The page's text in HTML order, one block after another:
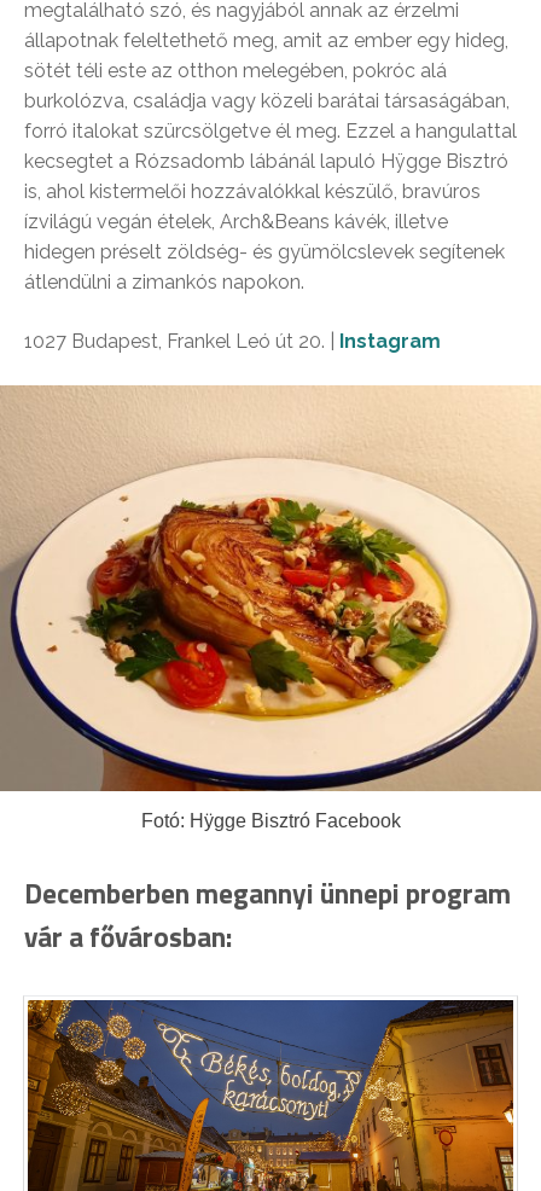
megtalálható szó, és nagyjából annak az érzelmi
állapotnak feleltethető meg, amit az ember egy hideg,
sötét téli este az otthon melegében, pokróc alá
burkolózva, családja vagy közeli barátai társaságában,
forró italokat szürcsölgetve él meg. Ezzel a hangulattal
kecsegtet a Rózsadomb lábánál lapuló Hÿgge Bisztró
is, ahol kistermelői hozzávalókkal készülő, bravúros
ízvilágú vegán ételek, Arch&Beans kávék, illetve
hidegen préselt zöldség- és gyümölcslevek segítenek
átlendülni a zimankós napokon.
1027 Budapest, Frankel Leó út 20. | Instagram
Fotó: Hÿgge Bisztró Facebook
Decemberben megannyi ünnepi program
vár a fővárosban: